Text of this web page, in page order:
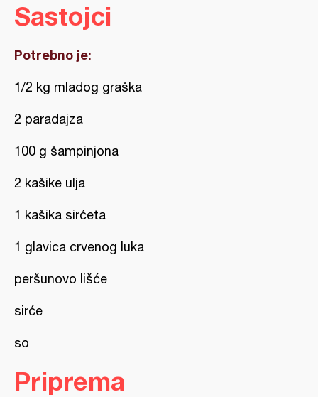
Sastojci
Potrebno je:
1/2 kg mladog graška
2 paradajza
100 g šampinjona
2 kašike ulja
1 kašika sirćeta
1 glavica crvenog luka
peršunovo lišće
sirće
so
Priprema